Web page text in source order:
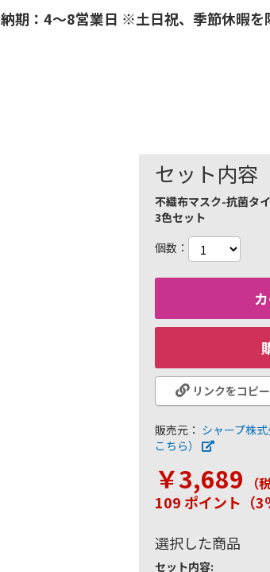
納期：4～8営業日 ※土日祝、季節休暇を
セット内容
不織布マスク-抗菌タ
3色セット
個数
リンクをコピー
販売元： シャープ株
こちら）
￥3,689 （
109 ポイント（3
選択した商品
セット内容: